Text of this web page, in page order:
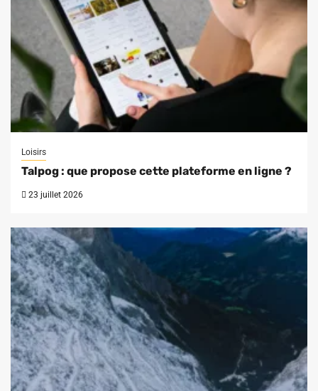
Loisirs
Talpog : que propose cette plateforme en ligne ?
23 juillet 2026